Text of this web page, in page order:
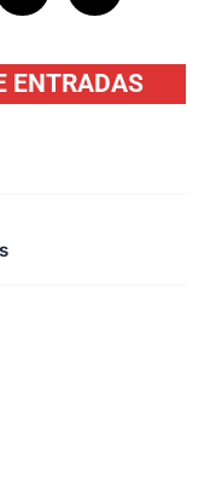
ENTRADAS